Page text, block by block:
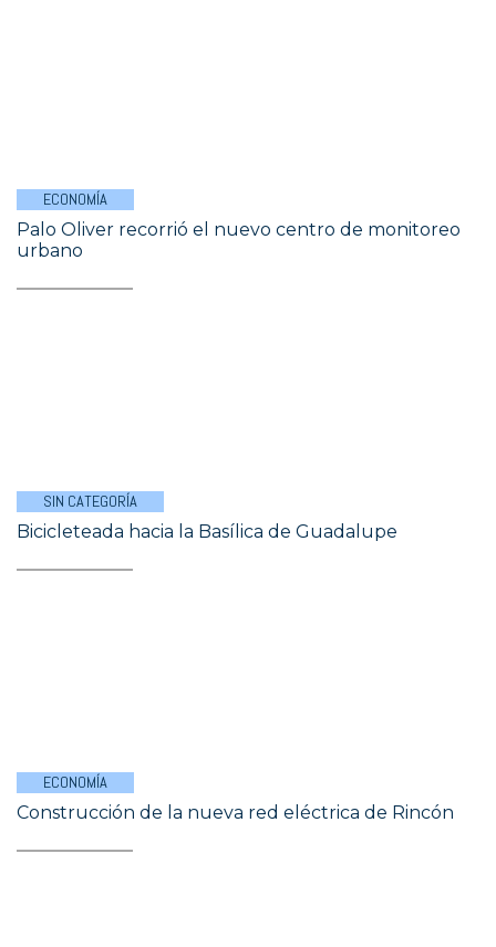
ECONOMÍA
Palo Oliver recorrió el nuevo centro de monitoreo
urbano
SIN CATEGORÍA
Bicicleteada hacia la Basílica de Guadalupe
ECONOMÍA
Construcción de la nueva red eléctrica de Rincón